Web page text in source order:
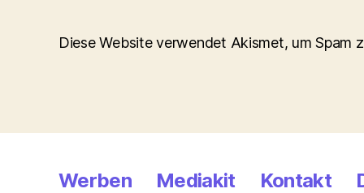
Diese Website verwendet Akismet, um Spam
Werben Mediakit Kontakt